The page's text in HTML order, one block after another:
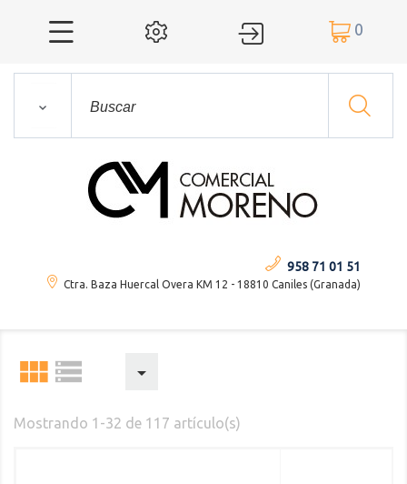
    0
958 71 01 51
Ctra. Baza Huercal Overa KM 12 - 18810 Caniles (Granada)
  
Mostrando 1-32 de 117 artículo(s)